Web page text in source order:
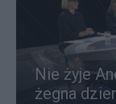
Nie żyje
żegna